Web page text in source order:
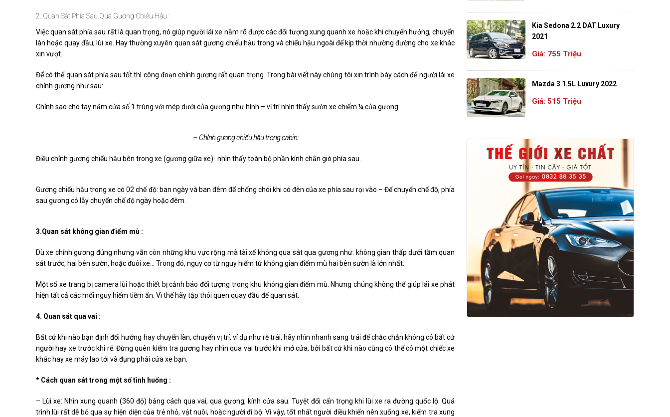
2. Quan Sát Phía Sau Qua Gương Chiếu Hậu :
Việc quan sát phía sau rất là quan trọng, nó giúp người lái xe nắm rõ được các đối tượng xung quanh xe hoặc khi chuyển hướng, chuyển
làn hoặc quay đầu, lùi xe. Hay thường xuyên quan sát gương chiếu hậu trong và chiếu hậu ngoài để kịp thời nhường đường cho xe khác
xin vượt.
Để có thể quan sát phía sau tốt thì công đoạn chỉnh gương rất quan trọng. Trong bài viết này chúng tôi xin trình bày cách để người lái xe
chỉnh gương như sau:
Chỉnh sao cho tay nắm cửa số 1 trùng với mép dưới của gương như hình – vị trí nhìn thấy sườn xe chiếm ¼ của gương
– Chỉnh gương chiếu hậu trong cabin:
Điều chỉnh gương chiếu hậu bên trong xe (gương giữa xe)- nhìn thấy toàn bộ phần kính chắn gió phía sau.
Gương chiếu hậu trong xe có 02 chế độ: ban ngày và ban đêm để chống chói khi có đèn của xe phía sau rọi vào – Để chuyển chế độ, phía
sau gương có lẫy chuyển chế độ ngày hoặc đêm.
3.Quan sát không gian điểm mù :
Dù xe chỉnh gương đúng nhưng vẫn còn những khu vực rộng mà tài xế không qua sát qua gương như: không gian thấp dưới tầm quan
sát trước, hai bên sườn, hoặc đuôi xe… Trong đó, nguy cơ từ nguy hiểm từ không gian điểm mù hai bên sườn là lớn nhất.
Một số xe trang bị camera lùi hoặc thiết bị cảnh báo đối tượng trong khu không gian điểm mù. Nhưng chúng không thể giúp lái xe phát
hiện tất cả các mối nguy hiểm tiềm ẩn. Vì thế hãy tập thói quen quay đầu để quan sát.
4. Quan sát qua vai :
Bất cứ khi nào bạn định đổi hướng hay chuyển làn, chuyển vị trí, ví dụ như rẽ trái, hãy nhìn nhanh sang trái để chắc chắn không có bất cứ
người hay xe trước khi rẽ. Đừng quên kiểm tra gương hay nhìn qua vai trước khi mở cửa, bởi bất cứ khi nào cũng có thể có một chiếc xe
khác hay xe máy lao tới và đụng phải cửa xe bạn.
* Cách quan sát trong một số tình huống :
– Lùi xe: Nhìn xung quanh (360 độ) bằng cách qua vai, qua gương, kính cửa sau. Tuyệt đối cẩn trọng khi lùi xe ra đường quốc lộ. Quá
trình lùi rất dễ bỏ qua sự hiện diện của trẻ nhỏ, vật nuôi, hoặc người đi bộ. Vì vậy, tốt nhất người điều khiển nên xuống xe, kiểm tra xung
Kia Sedona 2.2 DAT Luxury
2021
Giá: 755 Triệu
Mazda 3 1.5L Luxury 2022
Giá: 515 Triệu